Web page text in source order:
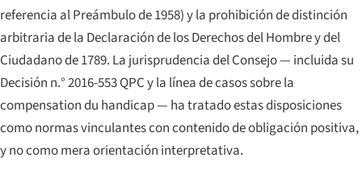
referencia al Preámbulo de 1958) y la prohibición de distinción
arbitraria de la Declaración de los Derechos del Hombre y del
Ciudadano de 1789. La jurisprudencia del Consejo — incluida su
Decisión n.° 2016-553 QPC y la línea de casos sobre la
compensation du handicap— ha tratado estas disposiciones
como normas vinculantes con contenido de obligación positiva,
y no como mera orientación interpretativa.